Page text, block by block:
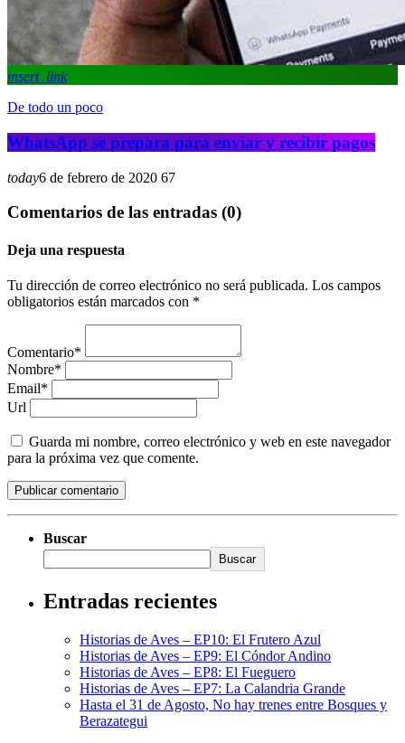
insert_link
De todo un poco
WhatsApp se prepara para enviar y recibir pagos
today6 de febrero de 2020 67
Comentarios de las entradas (0)
Deja una respuesta
Tu dirección de correo electrónico no será publicada. Los campos
obligatorios están marcados con *
Comentario*
Nombre*
Email*
Url
Guarda mi nombre, correo electrónico y web en este navegador
para la próxima vez que comente.
Buscar
Buscar
Entradas recientes
Historias de Aves – EP10: El Frutero Azul
Historias de Aves – EP9: El Cóndor Andino
Historias de Aves – EP8: El Fueguero
Historias de Aves – EP7: La Calandria Grande
Hasta el 31 de Agosto, No hay trenes entre Bosques y
Berazategui